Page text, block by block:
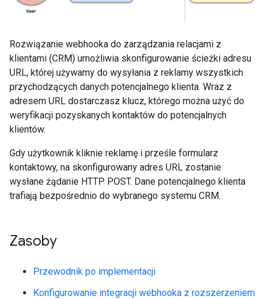
Rozwiązanie webhooka do zarządzania relacjami z
klientami (CRM) umożliwia skonfigurowanie ścieżki adresu
URL, której używamy do wysyłania z reklamy wszystkich
przychodzących danych potencjalnego klienta. Wraz z
adresem URL dostarczasz klucz, którego można użyć do
weryfikacji pozyskanych kontaktów do potencjalnych
klientów.
Gdy użytkownik kliknie reklamę i prześle formularz
kontaktowy, na skonfigurowany adres URL zostanie
wysłane żądanie HTTP POST. Dane potencjalnego klienta
trafiają bezpośrednio do wybranego systemu CRM.
Zasoby
Przewodnik po implementacji
Konfigurowanie integracji webhooka z rozszerzeniem